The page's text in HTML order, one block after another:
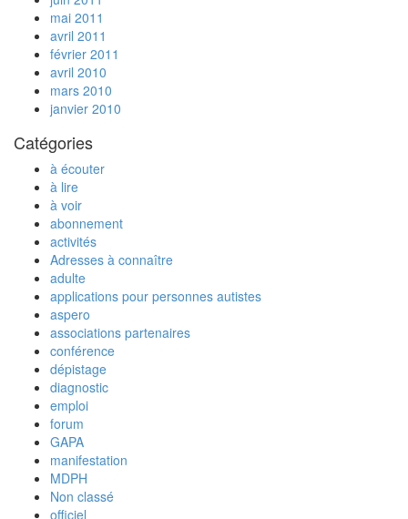
mai 2011
avril 2011
février 2011
avril 2010
mars 2010
janvier 2010
Catégories
à écouter
à lire
à voir
abonnement
activités
Adresses à connaître
adulte
applications pour personnes autistes
aspero
associations partenaires
conférence
dépistage
diagnostic
emploi
forum
GAPA
manifestation
MDPH
Non classé
officiel